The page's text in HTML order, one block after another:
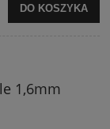
DO KOSZYKA
1,6mm